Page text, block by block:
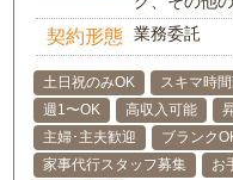
契約形態 業務委託
土日祝のみOK スキマ時
週1〜OK
高収入可能
主婦･主夫歓迎
ブランク
家事代行スタッフ募集
お